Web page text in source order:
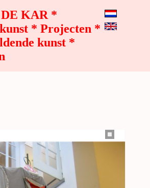
KAR *
* Projecten *
kunst *